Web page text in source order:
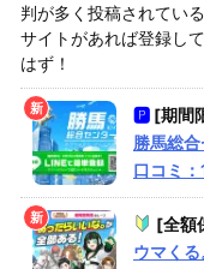
判が多く投稿されてい
サイトがあれば登録し
はず！
🅿 [期間
勝馬総
口コミ
[全額
ウマくる